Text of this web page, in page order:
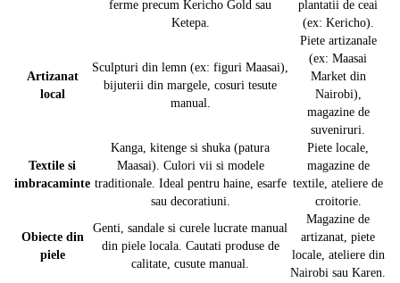
ferme precum Kericho Gold sau
Ketepa.
plantatii de ceai
(ex: Kericho).
Artizanat
local
Sculpturi din lemn (ex: figuri Maasai),
bijuterii din margele, cosuri tesute
manual.
Piete artizanale
(ex: Maasai
Market din
Nairobi),
magazine de
suveniruri.
Textile si
imbracaminte
Kanga, kitenge si shuka (patura
Maasai). Culori vii si modele
traditionale. Ideal pentru haine, esarfe
sau decoratiuni.
Piete locale,
magazine de
textile, ateliere de
croitorie.
Obiecte din
piele
Genti, sandale si curele lucrate manual
din piele locala. Cautati produse de
calitate, cusute manual.
Magazine de
artizanat, piete
locale, ateliere din
Nairobi sau Karen.